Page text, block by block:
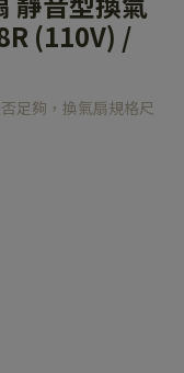
(110V) /
足夠，換氣扇規格尺